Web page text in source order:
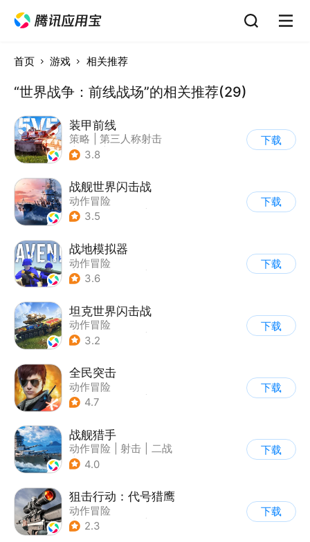
首页 游戏 相关推荐
“世界战争：前线战场”的相关推荐(29)
装甲前线
策略
第三人称射击
| 坦克
3.8
下载
战舰世界闪击战
动作冒险
| 第三人称射击
3.5
下载
战地模拟器
动作冒险
| 第一人称射击
3.6
下载
坦克世界闪击战
动作冒险
| 第三人称射击
3.2
下载
全民突击
动作冒险
| 第三人称射击
4.7
下载
战舰猎手
动作冒险 射击
二战
| 战术竞技
4.0
下载
狙击行动：代号猎鹰
动作冒险
| 第一人称射击
2.3
下载